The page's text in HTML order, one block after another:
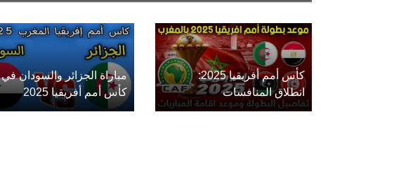
كأس أمم أفريقيا 2025:
انطلاق المنافسات
مباراة الجزائر والسودان في
كأس أمم أفريقيا 2025